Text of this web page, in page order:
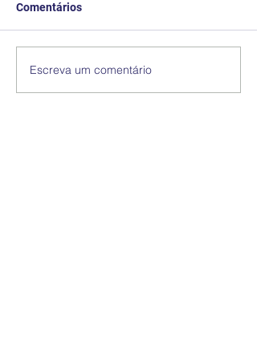
Comentários
Escreva um comentário